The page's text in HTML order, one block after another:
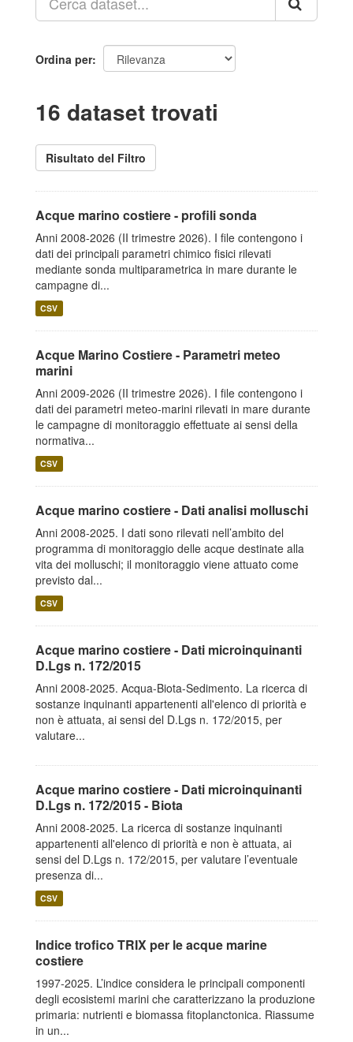
Ordina per
16 dataset trovati
Risultato del Filtro
Acque marino costiere - profili sonda
Anni 2008-2026 (II trimestre 2026). I file contengono i
dati dei principali parametri chimico fisici rilevati
mediante sonda multiparametrica in mare durante le
campagne di...
CSV
Acque Marino Costiere - Parametri meteo
marini
Anni 2009-2026 (II trimestre 2026). I file contengono i
dati dei parametri meteo-marini rilevati in mare durante
le campagne di monitoraggio effettuate ai sensi della
normativa...
CSV
Acque marino costiere - Dati analisi molluschi
Anni 2008-2025. I dati sono rilevati nell’ambito del
programma di monitoraggio delle acque destinate alla
vita dei molluschi; il monitoraggio viene attuato come
previsto dal...
CSV
Acque marino costiere - Dati microinquinanti
D.Lgs n. 172/2015
Anni 2008-2025. Acqua-Biota-Sedimento. La ricerca di
sostanze inquinanti appartenenti all'elenco di priorità e
non è attuata, ai sensi del D.Lgs n. 172/2015, per
valutare...
Acque marino costiere - Dati microinquinanti
D.Lgs n. 172/2015 - Biota
Anni 2008-2025. La ricerca di sostanze inquinanti
appartenenti all'elenco di priorità e non è attuata, ai
sensi del D.Lgs n. 172/2015, per valutare l’eventuale
presenza di...
CSV
Indice trofico TRIX per le acque marine
costiere
1997-2025. L’indice considera le principali componenti
degli ecosistemi marini che caratterizzano la produzione
primaria: nutrienti e biomassa fitoplanctonica. Riassume
in un...